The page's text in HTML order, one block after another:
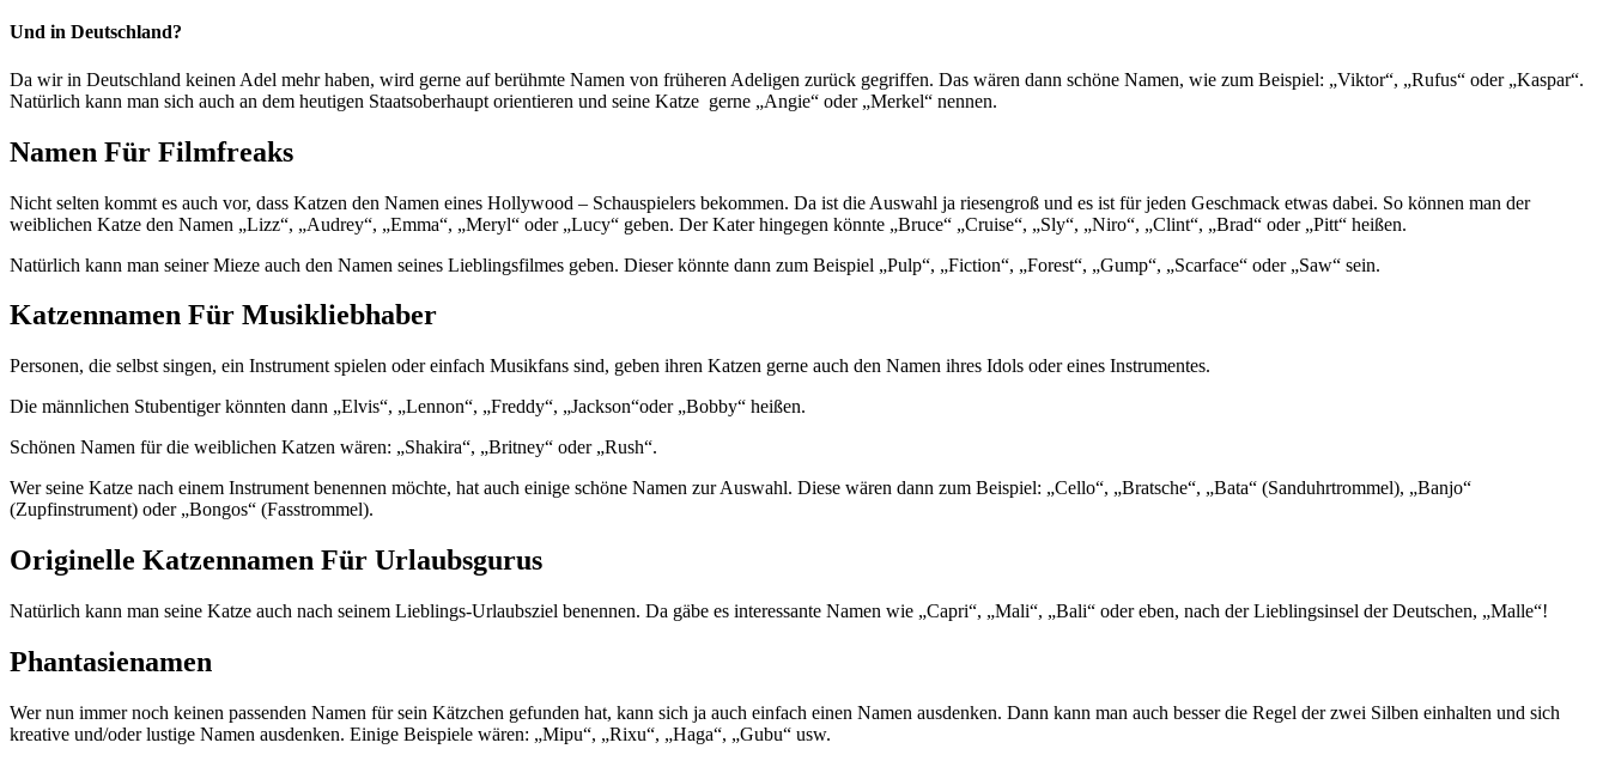
Und in Deutschland?
Da wir in Deutschland keinen Adel mehr haben, wird gerne auf berühmte Namen von früheren Adeligen zurück gegriffen. Das wären dann schöne Namen, wie zum Beispiel: „Viktor“, „Rufus“ oder „Kaspar“.
Natürlich kann man sich auch an dem heutigen Staatsoberhaupt orientieren und seine Katze gerne „Angie“ oder „Merkel“ nennen.
Namen Für Filmfreaks
Nicht selten kommt es auch vor, dass Katzen den Namen eines Hollywood – Schauspielers bekommen. Da ist die Auswahl ja riesengroß und es ist für jeden Geschmack etwas dabei. So können man der
weiblichen Katze den Namen „Lizz“, „Audrey“, „Emma“, „Meryl“ oder „Lucy“ geben. Der Kater hingegen könnte „Bruce“ „Cruise“, „Sly“, „Niro“, „Clint“, „Brad“ oder „Pitt“ heißen.
Natürlich kann man seiner Mieze auch den Namen seines Lieblingsfilmes geben. Dieser könnte dann zum Beispiel „Pulp“, „Fiction“, „Forest“, „Gump“, „Scarface“ oder „Saw“ sein.
Katzennamen Für Musikliebhaber
Personen, die selbst singen, ein Instrument spielen oder einfach Musikfans sind, geben ihren Katzen gerne auch den Namen ihres Idols oder eines Instrumentes.
Die männlichen Stubentiger könnten dann „Elvis“, „Lennon“, „Freddy“, „Jackson“oder „Bobby“ heißen.
Schönen Namen für die weiblichen Katzen wären: „Shakira“, „Britney“ oder „Rush“.
Wer seine Katze nach einem Instrument benennen möchte, hat auch einige schöne Namen zur Auswahl. Diese wären dann zum Beispiel: „Cello“, „Bratsche“, „Bata“ (Sanduhrtrommel), „Banjo“
(Zupfinstrument) oder „Bongos“ (Fasstrommel).
Originelle Katzennamen Für Urlaubsgurus
Natürlich kann man seine Katze auch nach seinem Lieblings-Urlaubsziel benennen. Da gäbe es interessante Namen wie „Capri“, „Mali“, „Bali“ oder eben, nach der Lieblingsinsel der Deutschen, „Malle“!
Phantasienamen
Wer nun immer noch keinen passenden Namen für sein Kätzchen gefunden hat, kann sich ja auch einfach einen Namen ausdenken. Dann kann man auch besser die Regel der zwei Silben einhalten und sich
kreative und/oder lustige Namen ausdenken. Einige Beispiele wären: „Mipu“, „Rixu“, „Haga“, „Gubu“ usw.